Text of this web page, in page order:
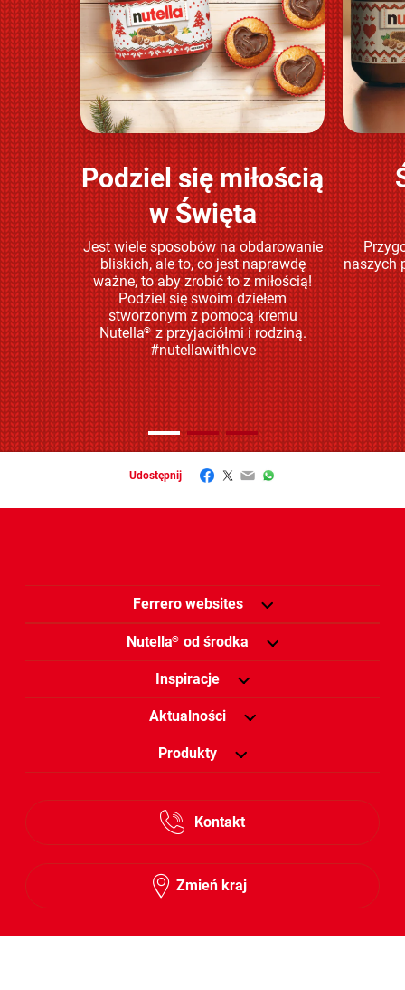
Sprawdź
Podziel się miłością
w Święta
Jest wiele sposobów na obdarowanie
bliskich, ale to, co jest naprawdę
ważne, to aby zrobić to z miłością!
Podziel się swoim dziełem
stworzonym z pomocą kremu
Nutella®z przyjaciółmi i rodziną.
#nutellawithlove
naszych
Udostępnij Facebook
Twitter
EmailWhatsApp
Ferrero websites
Nutella® od środka
Inspiracje
Aktualności
Produkty
Kontakt
Zmień kraj